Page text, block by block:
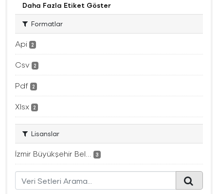
Daha Fazla Etiket Göster
Formatlar
Api 2
Csv 2
Pdf 2
Xlsx 2
Lisanslar
İzmir Büyükşehir Bel... 3